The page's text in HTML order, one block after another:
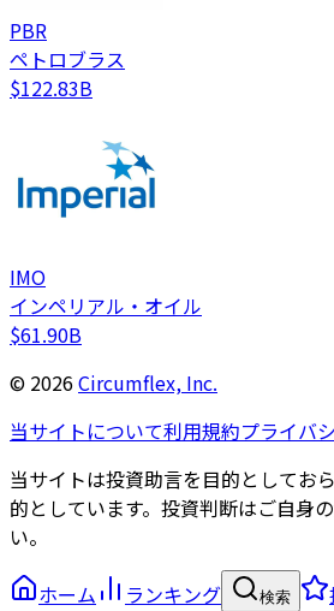
PBR
ペトロブラス
$122.83B
IMO
インペリアル・オイル
$61.90B
© 2026Circumflex, Inc.
当サイトについて利用規約プライバ
当サイトは投資助言を目的としてお
的としています。投資判断はご自身
い。
ホーム
ランキング 検索